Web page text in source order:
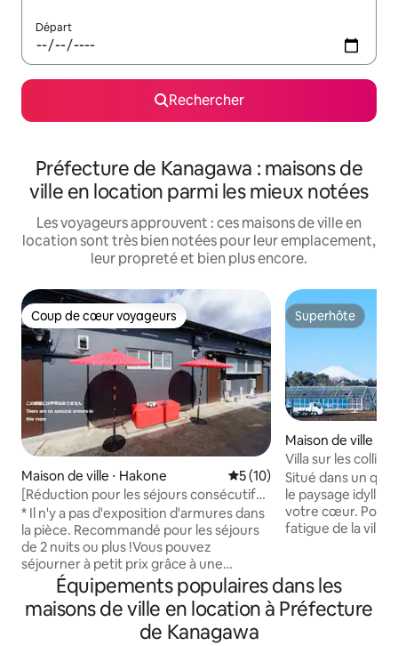
Départ
Rechercher
Préfecture de Kanagawa : maisons de
ville en location parmi les mieux notées
Les voyageurs approuvent : ces maisons de ville en
location sont très bien notées pour leur emplacement,
leur propreté et bien plus encore.
Coup de cœur voyageurs
Coup de cœur voyageurs
Maison de ville ⋅ Hakone Évaluation moyenne sur la
5 (10)
[Réduction pour les séjours consécutifs]
Location d'une maison entière/3
personnes/VOD disponible/Parking
disponible/Épicerie à 2 minutes/Maison
traditionnelle S.B205
* Il n'y a pas d'exposition d'armures dans
la pièce. Recommandé pour les séjours
de 2 nuits ou plus !Vous pouvez
séjourner à petit prix grâce à une
réduction liée à la durée du séjour ! Il
s'agit d'une maison traditionnelle
japonaise rénovée, nichée dans un
endroit calme et en pleine nature au sein
Superhôte
Superhôte
Maison de ville ⋅
Villa sur les
l'île de Jiang et du
Situé dans un
le paysage
votre cœur.
fatigue de la ville
Dashan Lianfeng et
facile à
[Kamakura/
Équipements populaires dans les
maisons de ville en location à Préfecture
de Kanagawa